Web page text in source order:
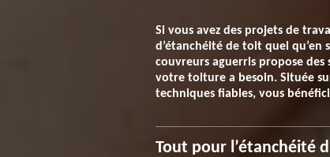
Si vous avez des projets de
d’étanchéité de toit quel qu’en
couvreurs aguerris propose
votre toiture a besoin. Située
techniques fiables, vous
Tout pour l’étanchéité